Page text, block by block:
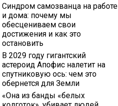
Синдром самозванца на работе
и дома: почему мы
обесцениваем свои
достижения и как это
остановить
В 2029 году гигантский
астероид Апофис налетит на
спутниковую ось: чем это
обернется для Земли
«Она из банды «белых